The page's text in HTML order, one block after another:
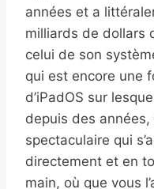
années et a
milliards de dollars
celui de son
qui est encore une
d’iPadOS sur
depuis des
spectaculaire qui
directement et en
main, où que vous